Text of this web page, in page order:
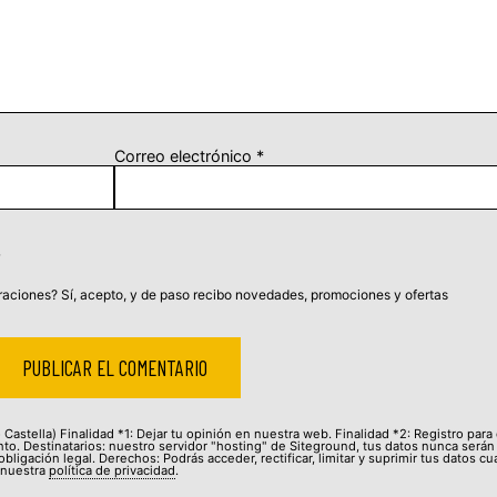
Correo electrónico *
Sí, acepto, y de paso recibo novedades, promociones y ofertas
Finalidad *1: Dejar tu opinión en nuestra web. Finalidad *2: Registro para
Destinatarios: nuestro servidor "hosting" de Siteground, tus datos nunca serán
legal. Derechos: Podrás acceder, rectificar, limitar y suprimir tus datos
política de privacidad.